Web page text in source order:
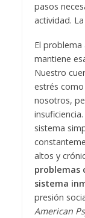
pasos
actividad.
El problema
mantiene
Nuestro
estrés
nosotros,
insuficiencia.
sistema
altos y
problemas
sistema
presión
American